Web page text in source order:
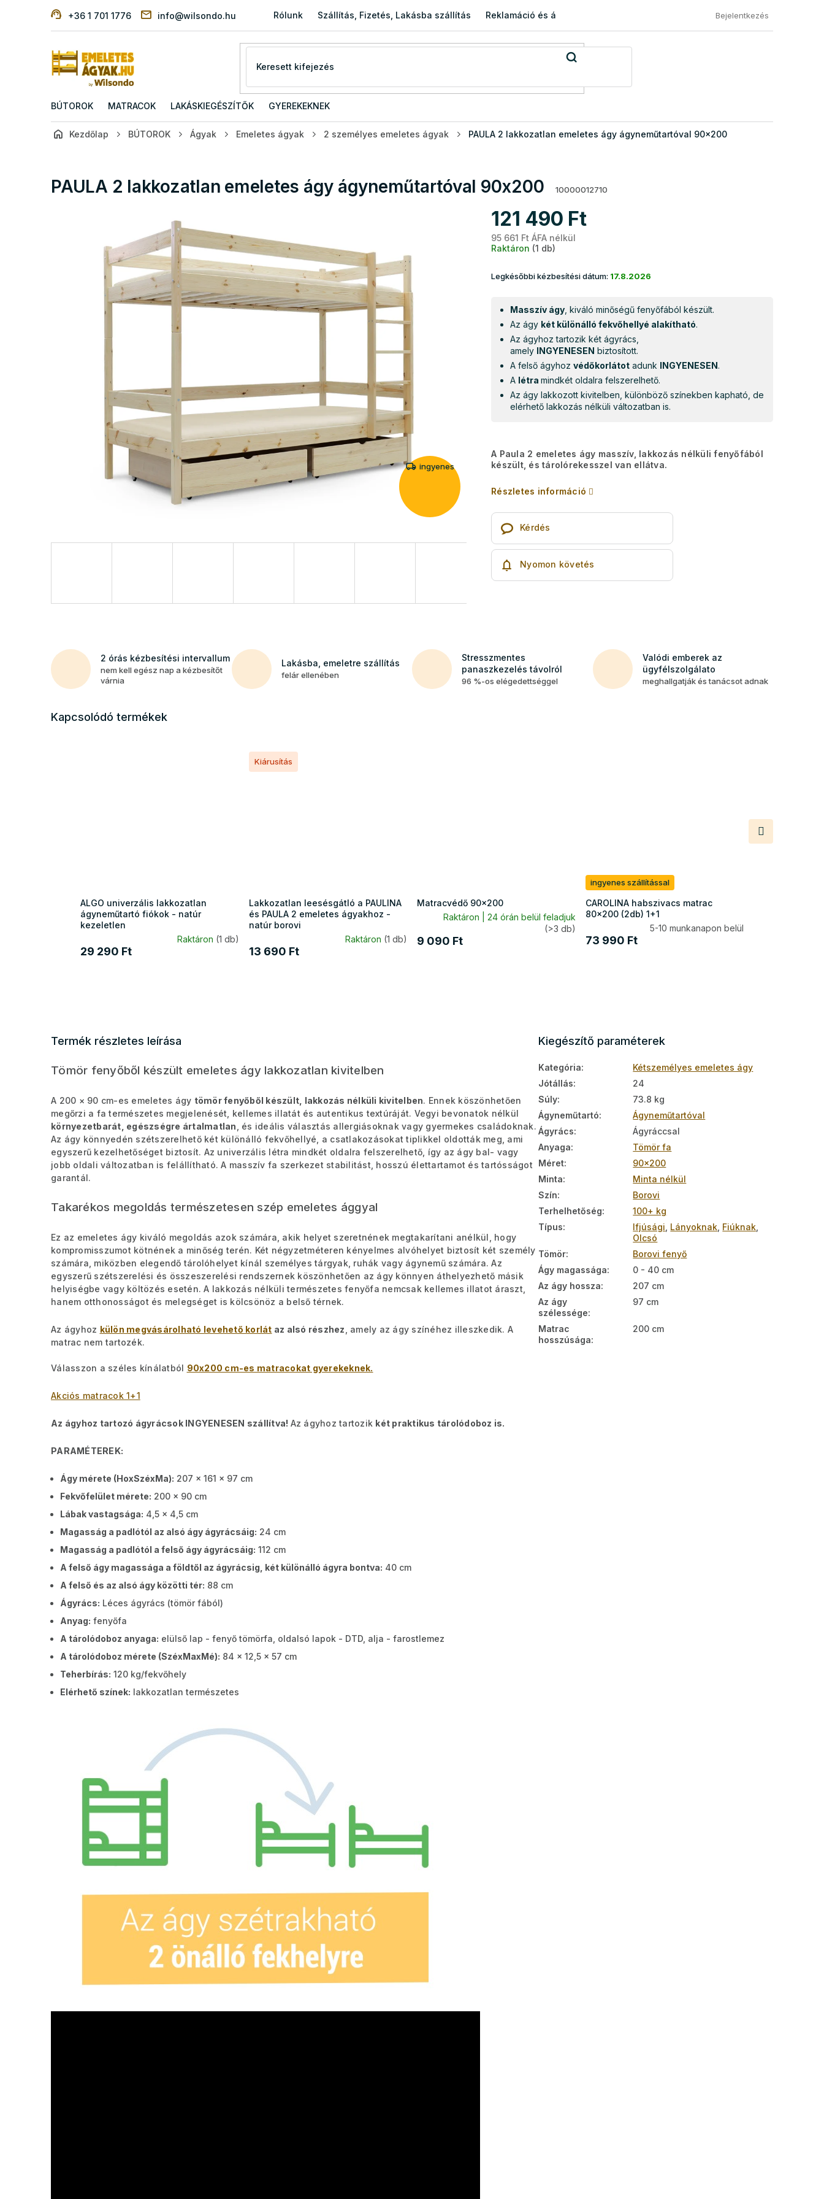
+36 1 701 1776 info@wilsondo.hu Rólunk Szállítás, Fizetés, Lakásba szállítás Reklamáció és áru visszaküldése Általános Szerződési Feltételek
Bejelentkezés
BÚTOROK MATRACOK LAKÁSKIEGÉSZÍTŐK GYEREKEKNEK
Kezdőlap BÚTOROK Ágyak Emeletes ágyak 2 személyes emeletes ágyak PAULA 2 lakkozatlan emeletes ágy ágyneműtartóval 90x200
PAULA 2 lakkozatlan emeletes ágy ágyneműtartóval 90x200 10000012710
ingyenes
121 490 Ft
95 661 Ft ÁFA nélkül
Raktáron (1 db)
Legkésőbbi kézbesítési dátum: 17.8.2026
Masszív ágy , kiváló minőségű fenyőfából készült.
Az ágy két különálló fekvőhellyé alakítható.
Az ágyhoz tartozik két ágyrács,
amely INGYENESEN biztosított.
A felső ágyhoz védőkorlátot adunk INGYENESEN.
A létra mindkét oldalra felszerelhető.
Az ágy lakkozott kivitelben, különböző színekben kapható, de
elérhető lakkozás nélküli változatban is.
A Paula 2 emeletes ágy masszív, lakkozás nélküli fenyőfából
készült, és tárolórekesszel van ellátva.
Részletes információ
Kérdés
Nyomon követés
2 órás kézbesítési intervallum
nem kell egész nap a kézbesítőt
várnia
Lakásba, emeletre szállítás
felár ellenében
Stresszmentes
panaszkezelés távolról
96 %-os elégedettséggel
Valódi emberek az
ügyfélszolgálato
meghallgatják és tanácsot adnak
Kapcsolódó termékek
ALGO univerzális lakkozatlan
ágyneműtartó fiókok - natúr
kezeletlen
Raktáron (1 db)
29 290 Ft
Kiárusítás
Lakkozatlan leesésgátló a PAULINA
és PAULA 2 emeletes ágyakhoz -
natúr borovi
Raktáron (1 db)
13 690 Ft
Matracvédő 90x200
Raktáron | 24 órán belül feladjuk
(>3 db)
9 090 Ft
ingyenes szállítással
CAROLINA habszivacs matrac
80x200 (2db) 1+1
5-10 munkanapon belül
73 990 Ft
termék
Termék részletes leírása
Tömör fenyőből készült emeletes ágy lakkozatlan kivitelben
A 200 × 90 cm-es emeletes ágy tömör fenyőből készült, lakkozás nélküli kivitelben. Ennek köszönhetően
megőrzi a fa természetes megjelenését, kellemes illatát és autentikus textúráját. Vegyi bevonatok nélkül
környezetbarát, egészségre ártalmatlan , és ideális választás allergiásoknak vagy gyermekes családoknak.
Az ágy könnyedén szétszerelhető két különálló fekvőhellyé, a csatlakozásokat tiplikkel oldották meg, ami
egyszerű kezelhetőséget biztosít. Az univerzális létra mindkét oldalra felszerelhető, így az ágy bal- vagy
jobb oldali változatban is felállítható. A masszív fa szerkezet stabilitást, hosszú élettartamot és tartósságot
garantál.
Takarékos megoldás természetesen szép emeletes ággyal
Ez az emeletes ágy kiváló megoldás azok számára, akik helyet szeretnének megtakarítani anélkül, hogy
kompromisszumot kötnének a minőség terén. Két négyzetméteren kényelmes alvóhelyet biztosít két személy
számára, miközben elegendő tárolóhelyet kínál személyes tárgyak, ruhák vagy ágynemű számára. Az
egyszerű szétszerelési és összeszerelési rendszernek köszönhetően az ágy könnyen áthelyezhető másik
helyiségbe vagy költözés esetén. A lakkozás nélküli természetes fenyőfa nemcsak kellemes illatot áraszt,
hanem otthonosságot és melegséget is kölcsönöz a belső térnek.
Az ágyhoz külön megvásárolható levehető korlát az alsó részhez , amely az ágy színéhez illeszkedik. A
matrac nem tartozék.
Válasszon a széles kínálatból 90x200 cm-es matracokat gyerekeknek.
Akciós matracok 1+1
Az ágyhoz tartozó ágyrácsok INGYENESEN szállítva! Az ágyhoz tartozik két praktikus tárolódoboz is.
PARAMÉTEREK:
Ágy mérete (HoxSzéxMa): 207 x 161 x 97 cm
Fekvőfelület mérete: 200 x 90 cm
Lábak vastagsága: 4,5 x 4,5 cm
Magasság a padlótól az alsó ágy ágyrácsáig: 24 cm
Magasság a padlótól a felső ágy ágyrácsáig: 112 cm
A felső ágy magassága a földtől az ágyrácsig, két különálló ágyra bontva: 40 cm
A felső és az alsó ágy közötti tér: 88 cm
Ágyrács: Léces ágyrács (tömör fából)
Anyag: fenyőfa
A tárolódoboz anyaga: elülső lap - fenyő tömörfa, oldalsó lapok - DTD, alja - farostlemez
A tárolódoboz mérete (SzéxMaxMé): 84 x 12,5 x 57 cm
Teherbírás: 120 kg/fekvőhely
Elérhető színek: lakkozatlan természetes
Kiegészítő paraméterek
Kategória:
Kétszemélyes emeletes ágy
Jótállás:
24
Súly:
73.8 kg
Ágyneműtartó:
Ágyneműtartóval
Ágyrács:
Ágyráccsal
Anyaga:
Tömör fa
Méret:
90x200
Minta:
Minta nélkül
Szín:
Borovi
Terhelhetőség:
100+ kg
Típus: Ifjúsági Lányoknak Fiúknak
Olcsó
Tömör:
Borovi fenyő
Ágy magassága:
0 - 40 cm
Az ágy hossza:
207 cm
Az ágy
szélessége:
97 cm
Matrac
hosszúsága:
200 cm